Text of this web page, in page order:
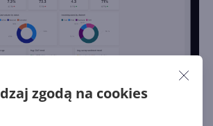
zgodą na cookies